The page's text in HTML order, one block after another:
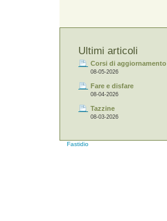
Ultimi articoli
Corsi di aggiornamento
08-05-2026
Fare e disfare
08-04-2026
Tazzine
08-03-2026
Fastidio